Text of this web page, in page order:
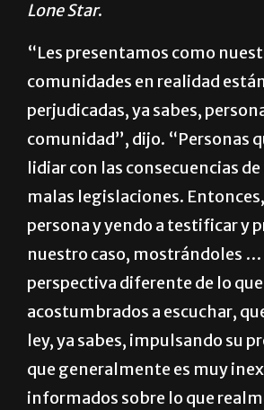
Lone Star.
“Les presentamos como
comunidades en realidad
perjudicadas, ya sabes,
comunidad”, dijo. “Personas
lidiar con las consecuencias
malas legislaciones.
persona y yendo a testificar y
nuestro caso, mostrándoles …
perspectiva diferente de lo
acostumbrados a escuchar,
ley, ya sabes, impulsando su
que generalmente es muy
informados sobre lo que